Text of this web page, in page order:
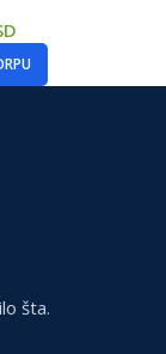
šta.